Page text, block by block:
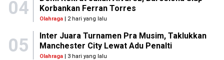
04
Korbankan Ferran Torres
Olahraga| 2 hari yang lalu
05
Inter Juara Turnamen Pra Musim, Taklukkan
Manchester City Lewat Adu Penalti
Olahraga| 3 hari yang lalu